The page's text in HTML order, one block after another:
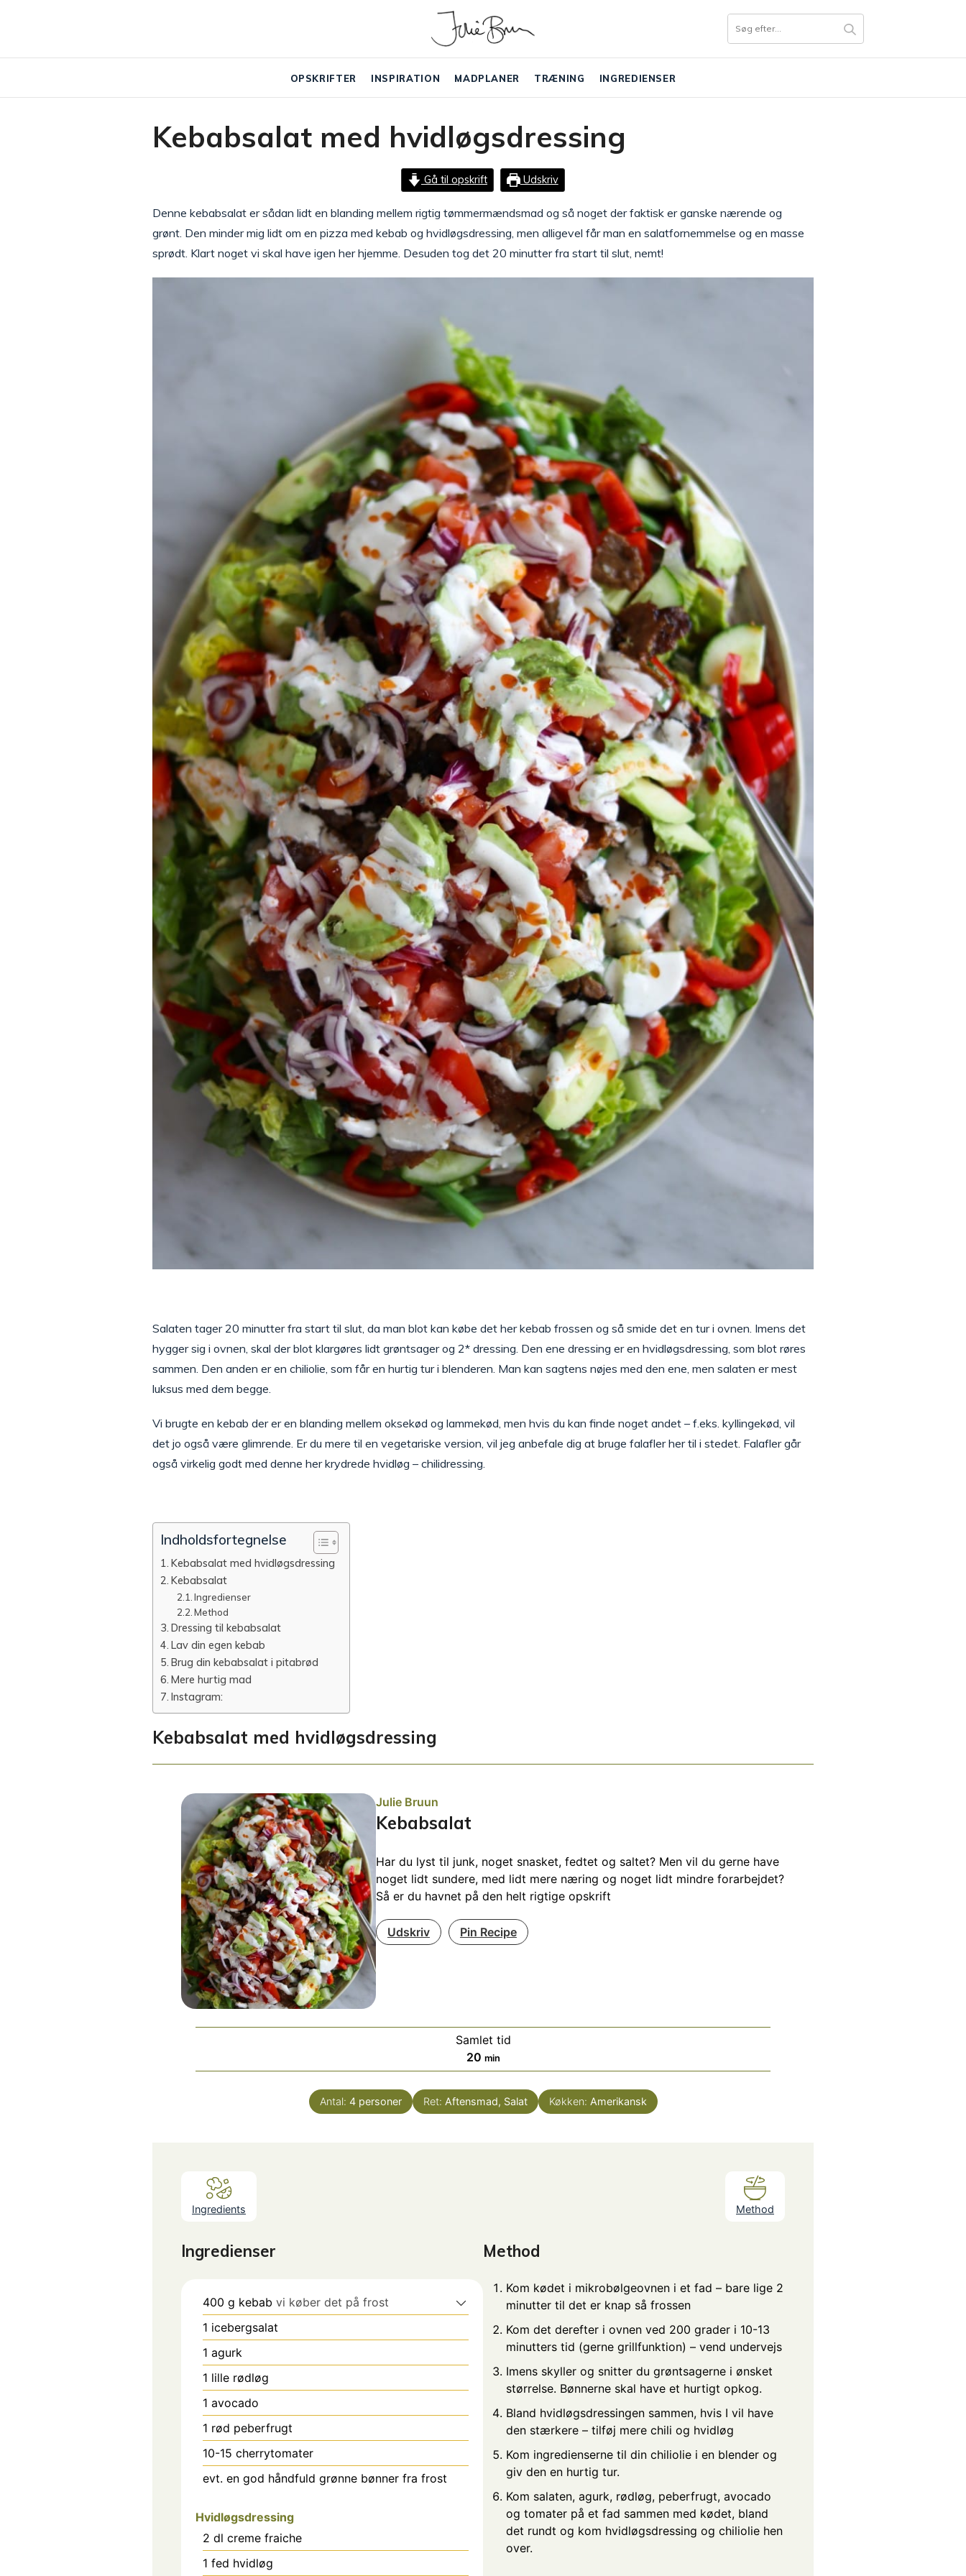
OPSKRIFTER INSPIRATION MADPLANER TRÆNING INGREDIENSER
Kebabsalat med hvidløgsdressing
Gå til opskrift Udskriv
Denne kebabsalat er sådan lidt en blanding mellem rigtig tømmermændsmad og så noget der faktisk er ganske nærende og
grønt. Den minder mig lidt om en pizza med kebab og hvidløgsdressing, men alligevel får man en salatfornemmelse og en masse
sprødt. Klart noget vi skal have igen her hjemme. Desuden tog det 20 minutter fra start til slut, nemt!
Salaten tager 20 minutter fra start til slut, da man blot kan købe det her kebab frossen og så smide det en tur i ovnen. Imens det
hygger sig i ovnen, skal der blot klargøres lidt grøntsager og 2* dressing. Den ene dressing er en hvidløgsdressing, som blot røres
sammen. Den anden er en chiliolie, som får en hurtig tur i blenderen. Man kan sagtens nøjes med den ene, men salaten er mest
luksus med dem begge.
Vi brugte en kebab der er en blanding mellem oksekød og lammekød, men hvis du kan finde noget andet – f.eks. kyllingekød, vil
det jo også være glimrende. Er du mere til en vegetariske version, vil jeg anbefale dig at bruge falafler her til i stedet. Falafler går
også virkelig godt med denne her krydrede hvidløg – chilidressing.
Indholdsfortegnelse
Kebabsalat med hvidløgsdressing
Kebabsalat
Ingredienser
Method
Dressing til kebabsalat
Lav din egen kebab
Brug din kebabsalat i pitabrød
Mere hurtig mad
Instagram:
Kebabsalat med hvidløgsdressing
Julie Bruun
Kebabsalat
Har du lyst til junk, noget snasket, fedtet og saltet? Men vil du gerne have
noget lidt sundere, med lidt mere næring og noget lidt mindre forarbejdet?
Så er du havnet på den helt rigtige opskrift
Udskriv Pin Recipe
Samlet tid
20minutter
min
Antal: 4 personer Ret: Aftensmad, Salat Køkken: Amerikansk
Ingredients Method
Ingredienser
400 g kebab vi køber det på frost
1 icebergsalat
1 agurk
1 lille rødløg
1 avocado
1 rød peberfrugt
10-15 cherrytomater
evt. en god håndfuld grønne bønner fra frost
Hvidløgsdressing
2 dl creme fraiche
1 fed hvidløg
Method
Kom kødet i mikrobølgeovnen i et fad – bare lige 2
minutter til det er knap så frossen
Kom det derefter i ovnen ved 200 grader i 10-13
minutters tid (gerne grillfunktion) – vend undervejs
Imens skyller og snitter du grøntsagerne i ønsket
størrelse. Bønnerne skal have et hurtigt opkog.
Bland hvidløgsdressingen sammen, hvis I vil have
den stærkere – tilføj mere chili og hvidløg
Kom ingredienserne til din chiliolie i en blender og
giv den en hurtig tur.
Kom salaten, agurk, rødløg, peberfrugt, avocado
og tomater på et fad sammen med kødet, bland
det rundt og kom hvidløgsdressing og chiliolie hen
over.